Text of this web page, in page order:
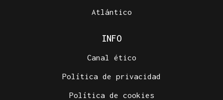
Atlántico
INFO
Canal ético
Política de privacidad
Política de cookies